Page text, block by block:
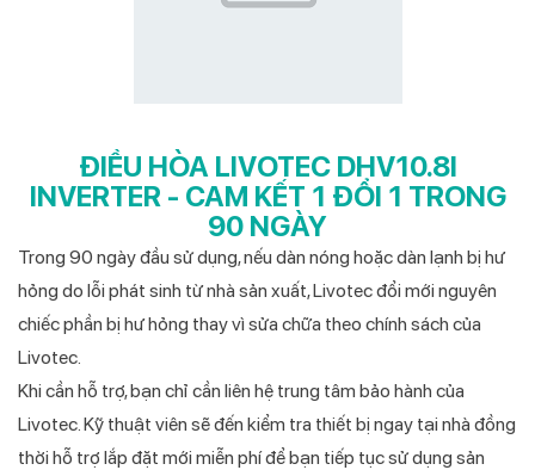
ĐIỀU HÒA LIVOTEC DHV10.8I
INVERTER - CAM KẾT 1 ĐỔI 1 TRONG
90 NGÀY
Trong 90 ngày đầu sử dụng, nếu dàn nóng hoặc dàn lạnh bị hư
hỏng do lỗi phát sinh từ nhà sản xuất, Livotec đổi mới nguyên
chiếc phần bị hư hỏng thay vì sửa chữa theo chính sách của
Livotec.
Khi cần hỗ trợ, bạn chỉ cần liên hệ trung tâm bảo hành của
Livotec. Kỹ thuật viên sẽ đến kiểm tra thiết bị ngay tại nhà đồng
thời hỗ trợ lắp đặt mới miễn phí để bạn tiếp tục sử dụng sản